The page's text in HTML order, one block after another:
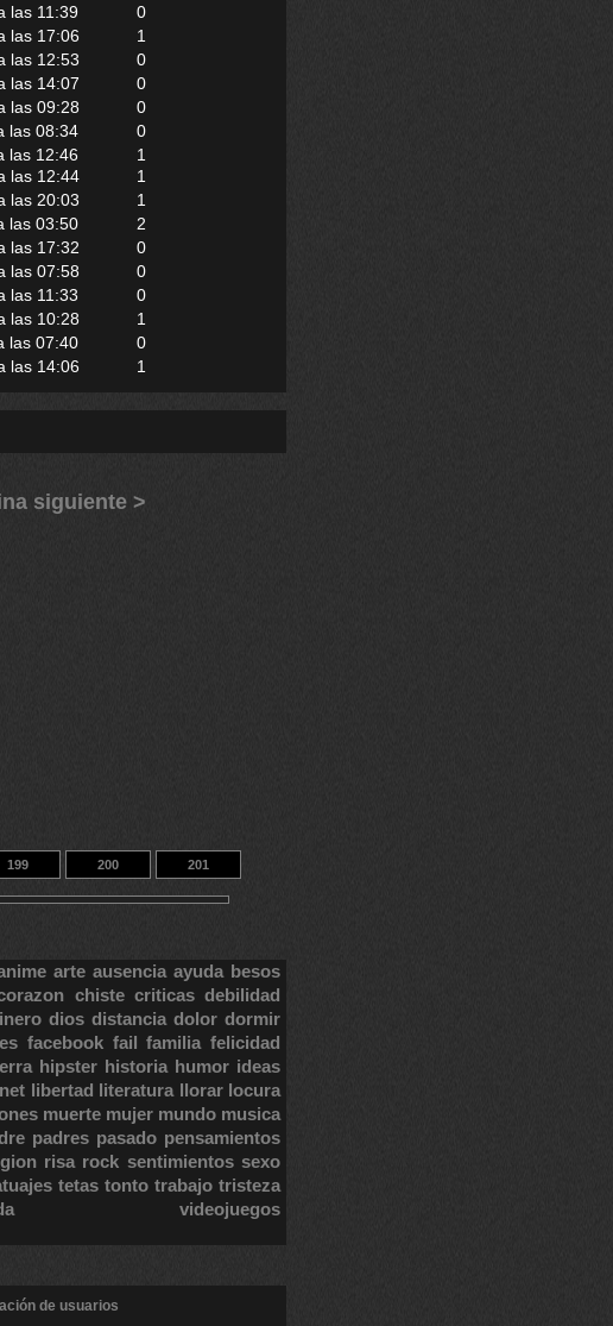
las 11:39
0
las 17:06
1
las 12:53
0
las 14:07
0
las 09:28
0
las 08:34
0
las 12:46
1
las 12:44
1
las 20:03
1
las 03:50
2
las 17:32
0
las 07:58
0
las 11:33
0
las 10:28
1
las 07:40
0
las 14:06 1
siguiente >
199 200 201
arte ausencia ayuda besos
chiste criticas debilidad
dios distancia dolor dormir
facebook fail familia felicidad
hipster historia humor ideas
libertad literatura llorar locura
muerte mujer mundo musica
padres pasado pensamientos
risa rock sentimientos sexo
tetas tonto trabajo tristeza
videojuegos
de usuarios